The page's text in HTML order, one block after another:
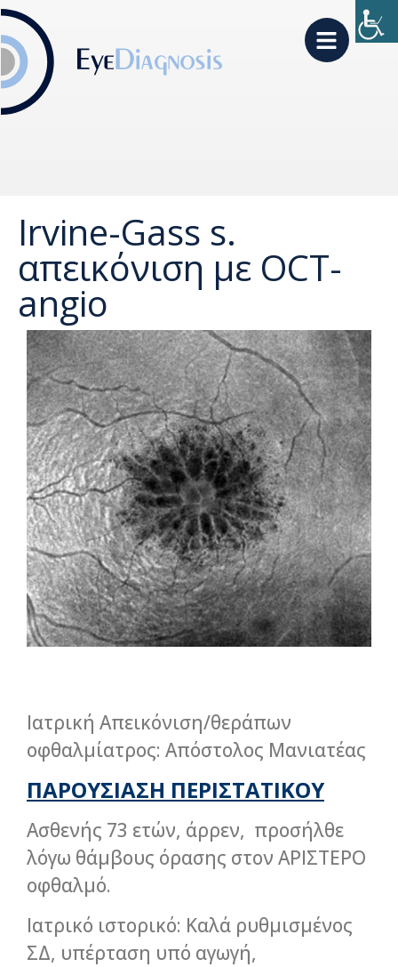
Irvine-Gass s.
απεικόνιση με OCT-
angio
Ιατρική Απεικόνιση/θεράπων
οφθαλμίατρος: Απόστολος Μανιατέας
ΠΑΡΟΥΣΙΑΣΗ ΠΕΡΙΣΤΑΤΙΚΟΥ
Ασθενής 73 ετών, άρρεν, προσήλθε
λόγω θάμβους όρασης στον ΑΡΙΣΤΕΡΟ
οφθαλμό.
Ιατρικό ιστορικό: Καλά ρυθμισμένος
ΣΔ, υπέρταση υπό αγωγή,